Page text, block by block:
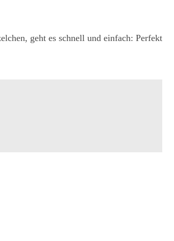
geht es schnell und einfach: Perfekt